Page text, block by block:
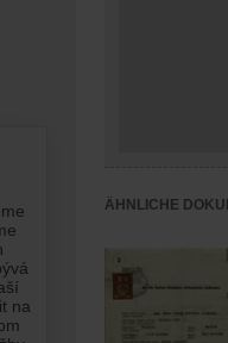
ÄHNLICHE